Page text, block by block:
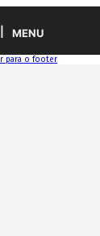
MENU
Ir para o footer